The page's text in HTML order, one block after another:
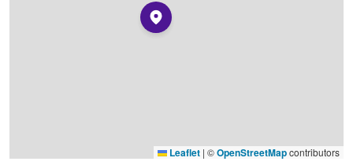
Leaflet | ©OpenStreetMapcontributors